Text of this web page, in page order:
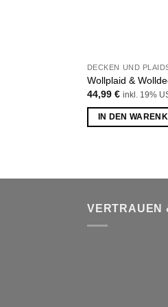
DECKEN UND
Wollplaid &
44,99 € inkl. 19%
IN DEN
VERTRAUEN